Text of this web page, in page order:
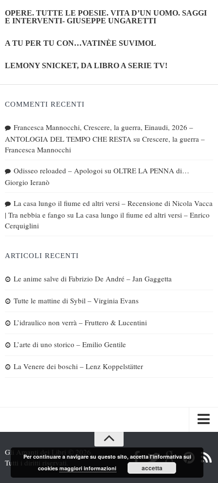
OPERE. TUTTE LE POESIE. VITA D’UN UOMO. SAGGI
E INTERVENTI- GIUSEPPE UNGARETTI
A TU PER TU CON…VATINÈE SUVIMOL
LEMONY SNICKET, DA LIBRO A SERIE TV!
COMMENTI RECENTI
Francesca Mannocchi, Crescere, la guerra, Einaudi, 2026 –
ANTOLOGIA DEL TEMPO CHE RESTA su Crescere, la guerra –
Francesca Mannocchi
Odisseo reloaded – Apologoi su OLTRE LA PENNA di…
Giorgio Ieranò
La casa lungo il fiume ed altri versi – Recensione di Nicola Vacca
| Tra nebbia e fango su La casa lungo il fiume ed altri versi – Enrico
Cerquiglini
ARTICOLI RECENTI
Le anime salve di Fabrizio De André – Jan Gaggetta
Tutte le mattine di Sybil – Virginia Evans
L’idraulico non verrà – Fruttero & Lucentini
L’arte di uno storico – Emilio Gentile
La Venere dei boschi – Lenz Koppelstätter
Recensioni
Interviste & Incontri
Gli Amanti dei Libri © 2026.
Tutti i diritti riservati.
Per continuare a navigare su questo sito, accetta l'informativa sui
cookiesmaggiori informazioni accetta